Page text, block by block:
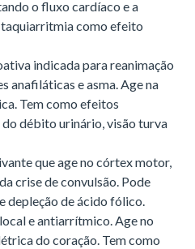
o fluxo cardíaco e a
taquiarritmia como efeito
indicada para reanimação
anafiláticas e asma. Age na
Tem como efeitos
débito urinário, visão turva
que age no córtex motor,
crise de convulsão. Pode
depleção de ácido fólico.
e antiarrítmico. Age no
do coração. Tem como